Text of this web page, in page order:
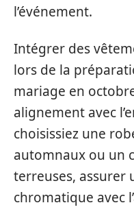
l’événement.
Intégrer des
lors de la
mariage en
alignement avec
choisissiez une
automnaux ou un
terreuses, assurer
chromatique avec